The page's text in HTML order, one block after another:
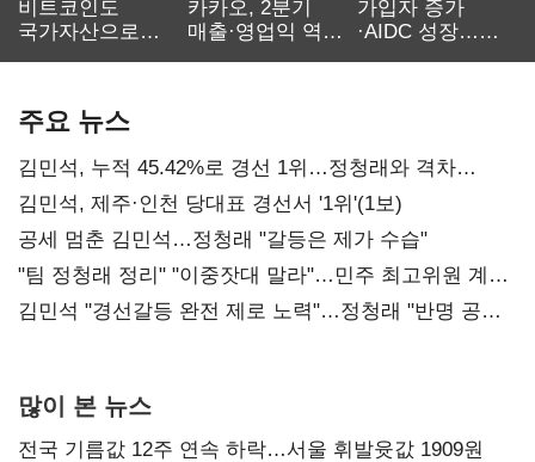
비트코인도
국가자산으로…'
카카오, 2분기
매출·영업익 역대
가입자 증가
·AIDC 성장…
주요 뉴스
김민석, 누적 45.42%로 경선 1위…정청래와 격차
0.86%p(2보)
김민석, 제주·인천 당대표 경선서 '1위'(1보)
공세 멈춘 김민석…정청래 "갈등은 제가 수습"
"팀 정청래 정리" "이중잣대 말라"…민주 최고위원 계파
다툼 격화
김민석 "경선갈등 완전 제로 노력"…정청래 "반명 공세
많이 본 뉴스
전국 기름값 12주 연속 하락…서울 휘발윳값 1909원